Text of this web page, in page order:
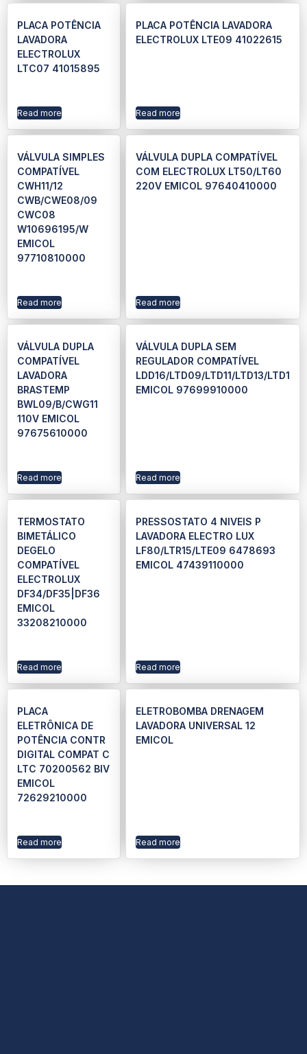
PLACA POTÊNCIA
LAVADORA
ELECTROLUX
LTC07 41015895
Read more
PLACA POTÊNCIA LAVADORA
ELECTROLUX LTE09 41022615
Read more
VÁLVULA SIMPLES
COMPATÍVEL
CWH11/12
CWB/CWE08/09
CWC08
W10696195/W
EMICOL
97710810000
Read more
VÁLVULA DUPLA COMPATÍVEL
COM ELECTROLUX LT50/LT60
220V EMICOL 97640410000
Read more
VÁLVULA DUPLA
COMPATÍVEL
LAVADORA
BRASTEMP
BWL09/B/CWG11
110V EMICOL
97675610000
Read more
VÁLVULA DUPLA SEM
REGULADOR COMPATÍVEL
LDD16/LTD09/LTD11/LTD13/LTD1
EMICOL 97699910000
Read more
TERMOSTATO
BIMETÁLICO
DEGELO
COMPATÍVEL
ELECTROLUX
DF34/DF35|DF36
EMICOL
33208210000
Read more
PRESSOSTATO 4 NIVEIS P
LAVADORA ELECTRO LUX
LF80/LTR15/LTE09 6478693
EMICOL 47439110000
Read more
PLACA
ELETRÔNICA DE
POTÊNCIA CONTR
DIGITAL COMPAT C
LTC 70200562 BIV
EMICOL
72629210000
Read more
ELETROBOMBA DRENAGEM
LAVADORA UNIVERSAL 12
EMICOL
Read more